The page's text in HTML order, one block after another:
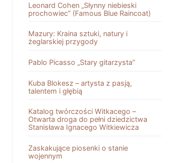
Leonard Cohen „Słynny niebieski
prochowiec” (Famous Blue Raincoat)
Mazury: Kraina sztuki, natury i
żeglarskiej przygody
Pablo Picasso „Stary gitarzysta”
Kuba Blokesz – artysta z pasją,
talentem i głębią
Katalog twórczości Witkacego –
Otwarta droga do pełni dziedzictwa
Stanisława Ignacego Witkiewicza
Zaskakujące piosenki o stanie
wojennym